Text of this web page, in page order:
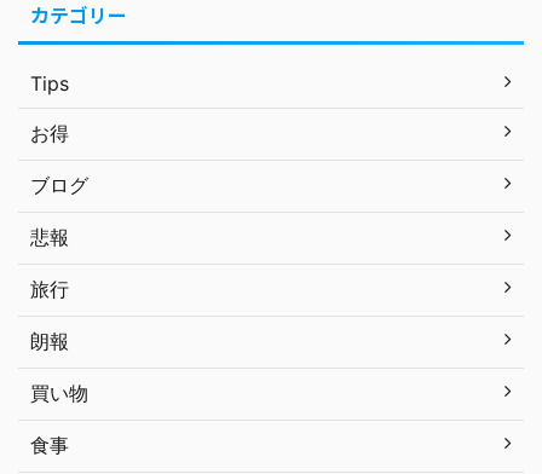
カテゴリー
Tips
お得
ブログ
悲報
旅行
朗報
買い物
食事